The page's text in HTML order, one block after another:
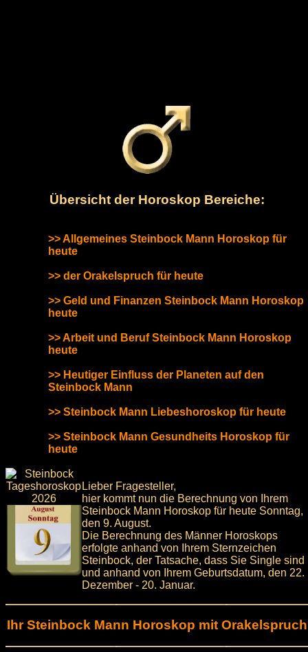
Übersicht der Horoskop Bereiche:
>> Allgemeines Steinbock Mann Horoskop für
heute
>> der Orakelspruch für heute
>> Geld und Finanzen Steinbock Mann Horoskop
heute
>> Arbeit und Beruf Steinbock Mann Horoskop
heute
>> Heutiger Einfluss der Planeten auf den
Steinbock Mann
>> Steinbock Mann Liebeshoroskop für heute
>> Steinbock Mann Gesundheits Horoskop für
heute
Lieber Fragesteller,
hier kommt nun die Berechnung von Ihrem
Steinbock Mann Horoskop für heute Sonntag,
den 9. August.
Die Berechnung des Männer Horoskops
erfolgte anhand von Ihrem Sternzeichen
Steinbock, der Tatsache, dass Sie Single sind
und anhand von Ihrem Geburtsdatum, den 22.
Dezember - 20. Januar.
Ihr Steinbock Mann Horoskop mit Orakelspruch